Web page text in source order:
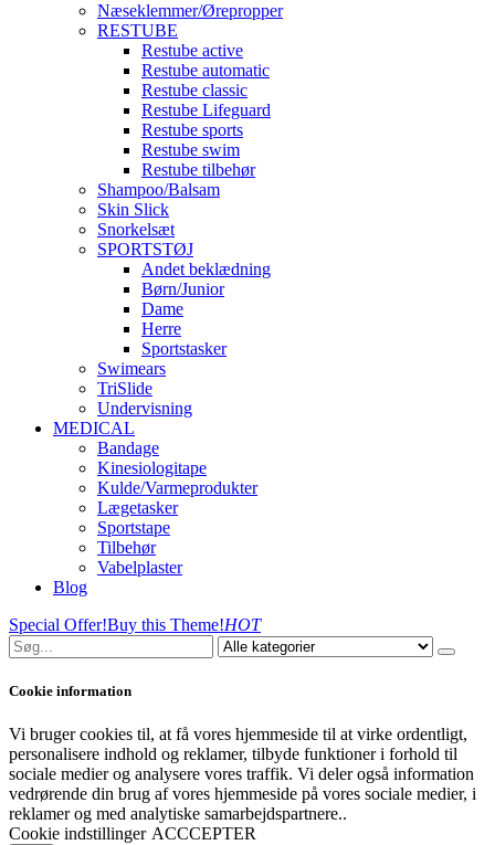
Næseklemmer/Ørepropper
RESTUBE
Restube active
Restube automatic
Restube classic
Restube Lifeguard
Restube sports
Restube swim
Restube tilbehør
Shampoo/Balsam
Skin Slick
Snorkelsæt
SPORTSTØJ
Andet beklædning
Børn/Junior
Dame
Herre
Sportstasker
Swimears
TriSlide
Undervisning
MEDICAL
Bandage
Kinesiologitape
Kulde/Varmeprodukter
Lægetasker
Sportstape
Tilbehør
Vabelplaster
Blog
Special Offer!Buy this Theme!HOT
Cookie information
Vi bruger cookies til, at få vores hjemmeside til at virke ordentligt,
personalisere indhold og reklamer, tilbyde funktioner i forhold til
sociale medier og analysere vores traffik. Vi deler også information
vedrørende din brug af vores hjemmeside på vores sociale medier, i
reklamer og med analytiske samarbejdspartnere..
Cookie indstillinger ACCCEPTER